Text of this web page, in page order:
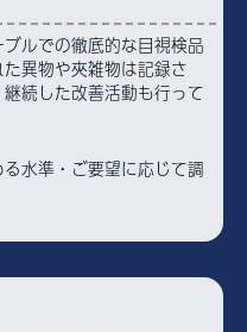
ルでの徹底的な目視検品
異物や夾雑物は記録さ
続した改善活動も行って
水準・ご要望に応じて調